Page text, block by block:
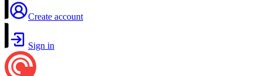
Create account
Sign in